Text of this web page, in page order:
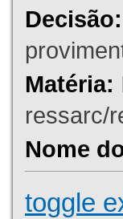
Decisão:
Matéria:
ressarc/
Nome
toggle